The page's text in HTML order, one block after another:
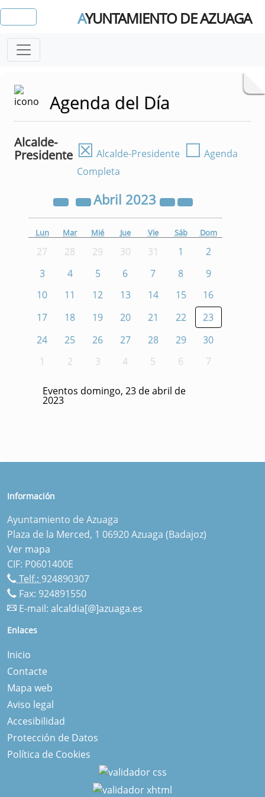
AYUNTAMIENTO DE AZUAGA
Agenda del Día
Alcalde-
Presidente ☒ Alcalde-Presidente ☐ Agenda
Completa
Abril 2023
Lun Mar Mié Jue Vie Sáb Dom
27 28 29 30 31 1
2
3
4 5 6 7 8
9
10
11 12 13 14 15
16
17
18 19 20 21 22
23
24
25 26 27 28 29
30
1
2 3 4 5 6 7
Eventos domingo, 23 de abril de
2023
Información
Ayuntamiento de Azuaga
Plaza de la Merced, 1 06920 Azuaga (Badajoz)
Ver mapa
CIF: P0601400E
Telf.: 924890307
Fax: 924891550
E-mail: alcaldia[@]azuaga.es
Enlaces
Inicio
Contacte
Mapa web
Aviso legal
Accesibilidad
Protección de Datos
Política de Cookies